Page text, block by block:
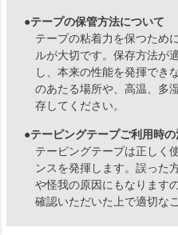
●テープの保管方法について
テープの粘着力を保つため
ルが大切です。保存方法が
し、本来の性能を発揮でき
のあたる場所や、高温、多
存してください。
●テーピングテープご利用時の
テーピングテープは正しく
ンスを発揮します。誤った
や怪我の原因にもなりますの
確認いただいた上で適切な